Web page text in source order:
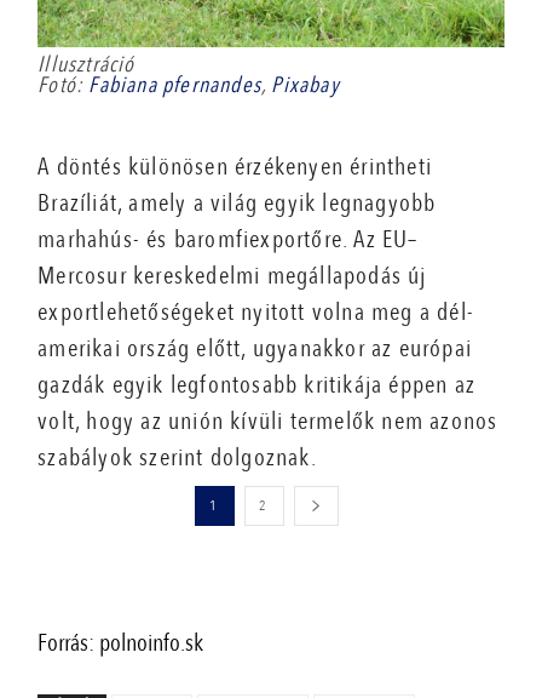
Illusztráció
Fotó: Fabiana pfernandes, Pixabay
A döntés különösen érzékenyen érintheti
Brazíliát, amely a világ egyik legnagyobb
marhahús- és baromfiexportőre. Az EU–
Mercosur kereskedelmi megállapodás új
exportlehetőségeket nyitott volna meg a dél-
amerikai ország előtt, ugyanakkor az európai
gazdák egyik legfontosabb kritikája éppen az
volt, hogy az unión kívüli termelők nem azonos
szabályok szerint dolgoznak.
1 2
Forrás: polnoinfo.sk